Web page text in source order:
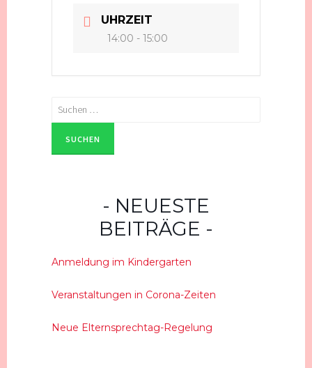
UHRZEIT
14:00 - 15:00
Suchen
nach:
NEUESTE
BEITRÄGE
Anmeldung im Kindergarten
Veranstaltungen in Corona-Zeiten
Neue Elternsprechtag-Regelung